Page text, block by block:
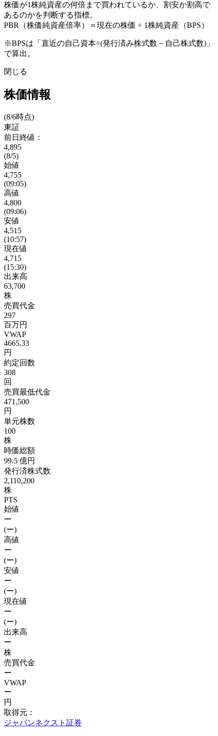
株価が1株純資産の何倍まで買われているか、割安か割高で
あるのかを判断する指標。
PBR（株価純資産倍率）＝現在の株価 ÷ 1株純資産（BPS）
※BPSは「直近の自己資本÷(発行済み株式数－自己株式数)」
で算出。
閉じる
株価情報
(8/6時点)
東証
前日終値：
4,895
(8/5)
始値
4,755
(09:05)
高値
4,800
(09:06)
安値
4,515
(10:57)
現在値
4,715
(15:30)
出来高
63,700
株
売買代金
297
百万円
VWAP
4665.33
円
約定回数
308
回
売買最低代金
471,500
円
単元株数
100
株
時価総額
99.5 億円
発行済株式数
2,110,200
株
PTS
始値
ー
(ー)
高値
ー
(ー)
安値
ー
(ー)
現在値
ー
(ー)
出来高
ー
株
売買代金
ー
VWAP
ー
円
取得元：
ジャパンネクスト証券